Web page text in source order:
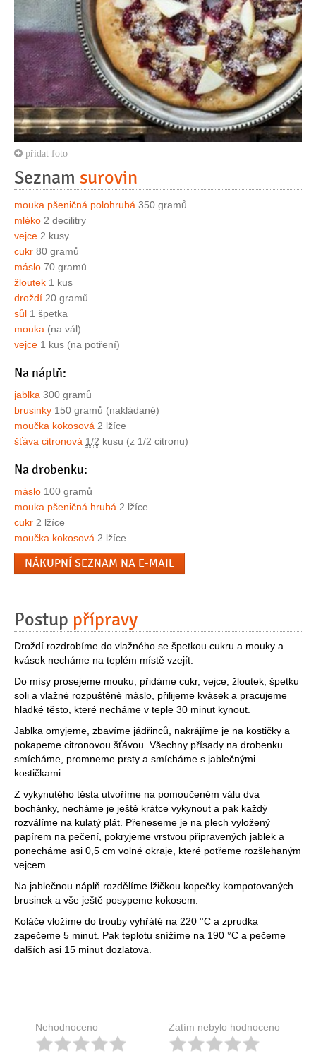
přidat foto
Seznam surovin
mouka pšeničná polohrubá 350 gramů
mléko 2 decilitry
vejce 2 kusy
cukr 80 gramů
máslo 70 gramů
žloutek 1 kus
droždí 20 gramů
sůl 1 špetka
mouka (na vál)
vejce 1 kus (na potření)
Na náplň:
jablka 300 gramů
brusinky 150 gramů (nakládané)
moučka kokosová 2 lžíce
šťáva citronová 1/2 kusu (z 1/2 citronu)
Na drobenku:
máslo 100 gramů
mouka pšeničná hrubá 2 lžíce
cukr 2 lžíce
moučka kokosová 2 lžíce
NÁKUPNÍ SEZNAM NA E-MAIL
Postup přípravy
Droždí rozdrobíme do vlažného se špetkou cukru a mouky a
kvásek necháme na teplém místě vzejít.
Do mísy prosejeme mouku, přidáme cukr, vejce, žloutek, špetku
soli a vlažné rozpuštěné máslo, přilijeme kvásek a pracujeme
hladké těsto, které necháme v teple 30 minut kynout.
Jablka omyjeme, zbavíme jádřinců, nakrájíme je na kostičky a
pokapeme citronovou šťávou. Všechny přísady na drobenku
smícháme, promneme prsty a smícháme s jablečnými
kostičkami.
Z vykynutého těsta utvoříme na pomoučeném válu dva
bochánky, necháme je ještě krátce vykynout a pak každý
rozválíme na kulatý plát. Přeneseme je na plech vyložený
papírem na pečení, pokryjeme vrstvou připravených jablek a
ponecháme asi 0,5 cm volné okraje, které potřeme rozšlehaným
vejcem.
Na jablečnou náplň rozdělíme lžičkou kopečky kompotovaných
brusinek a vše ještě posypeme kokosem.
Koláče vložíme do trouby vyhřáté na 220 °C a zprudka
zapečeme 5 minut. Pak teplotu snížíme na 190 °C a pečeme
dalších asi 15 minut dozlatova.
Nehodnoceno Zatím nebylo hodnoceno